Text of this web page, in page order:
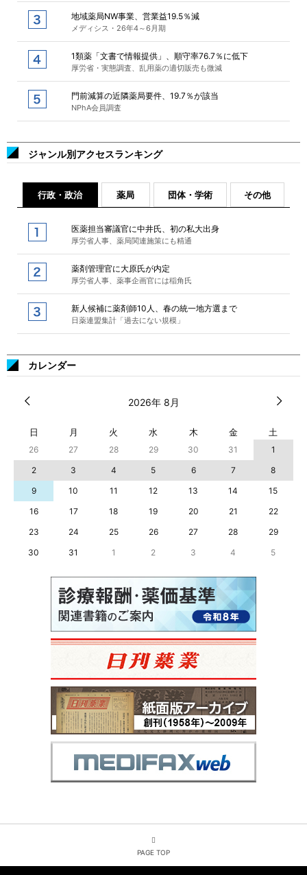
地域薬局NW事業、営業益19.5％減
メディシス・26年4～6月期
1類薬「文書で情報提供」、順守率76.7％に低下
厚労省・実態調査、乱用薬の適切販売も微減
門前減算の近隣薬局要件、19.7％が該当
NPhA会員調査
ジャンル別アクセスランキング
行政・政治 薬局 団体・学術 その他
医薬担当審議官に中井氏、初の私大出身
厚労省人事、薬局関連施策にも精通
薬剤管理官に大原氏が内定
厚労省人事、薬事企画官には稲角氏
新人候補に薬剤師10人、春の統一地方選まで
日薬連盟集計「過去にない規模」
カレンダー
2026年 8月
日 月 火 水 木 金 土
26 27 28 29 30 31
1
2
3 4 5 6 7
8
9
10 11 12 13 14
15
16
17 18 19 20 21
22
23
24 25 26 27 28
29
30
31 1 2 3 4 5
PAGE TOP